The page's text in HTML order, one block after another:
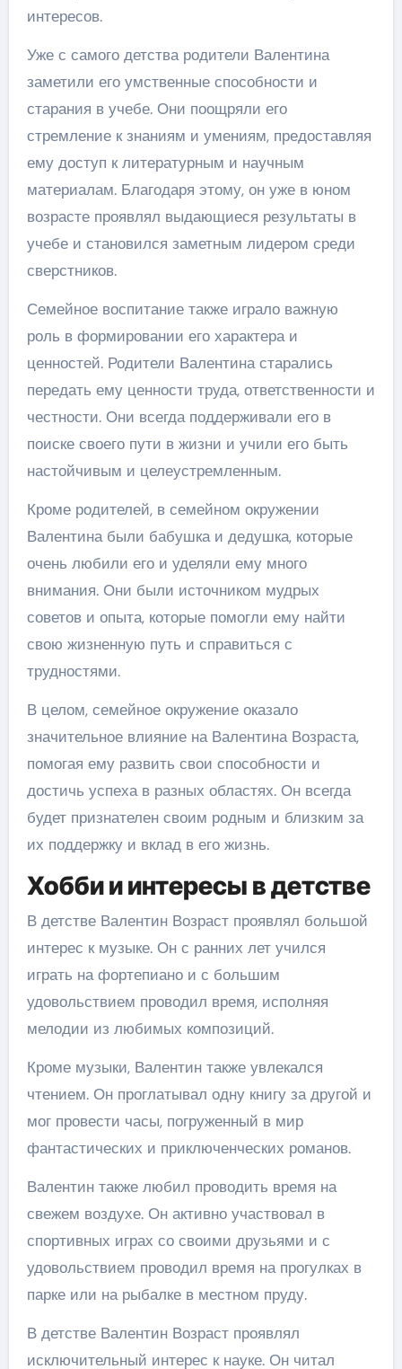
интересов.
Уже с самого детства родители Валентина
заметили его умственные способности и
старания в учебе. Они поощряли его
стремление к знаниям и умениям, предоставляя
ему доступ к литературным и научным
материалам. Благодаря этому, он уже в юном
возрасте проявлял выдающиеся результаты в
учебе и становился заметным лидером среди
сверстников.
Семейное воспитание также играло важную
роль в формировании его характера и
ценностей. Родители Валентина старались
передать ему ценности труда, ответственности и
честности. Они всегда поддерживали его в
поиске своего пути в жизни и учили его быть
настойчивым и целеустремленным.
Кроме родителей, в семейном окружении
Валентина были бабушка и дедушка, которые
очень любили его и уделяли ему много
внимания. Они были источником мудрых
советов и опыта, которые помогли ему найти
свою жизненную путь и справиться с
трудностями.
В целом, семейное окружение оказало
значительное влияние на Валентина Возраста,
помогая ему развить свои способности и
достичь успеха в разных областях. Он всегда
будет признателен своим родным и близким за
их поддержку и вклад в его жизнь.
Хобби и интересы в детстве
В детстве Валентин Возраст проявлял большой
интерес к музыке. Он с ранних лет учился
играть на фортепиано и с большим
удовольствием проводил время, исполняя
мелодии из любимых композиций.
Кроме музыки, Валентин также увлекался
чтением. Он проглатывал одну книгу за другой и
мог провести часы, погруженный в мир
фантастических и приключенческих романов.
Валентин также любил проводить время на
свежем воздухе. Он активно участвовал в
спортивных играх со своими друзьями и с
удовольствием проводил время на прогулках в
парке или на рыбалке в местном пруду.
В детстве Валентин Возраст проявлял
исключительный интерес к науке. Он читал